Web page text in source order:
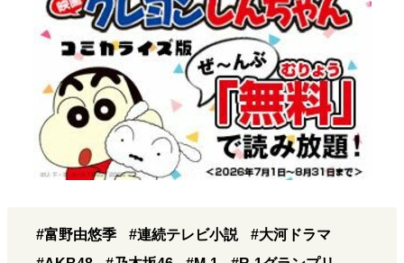
#富野由悠季 #連続テレビ小説
#大河ドラマ